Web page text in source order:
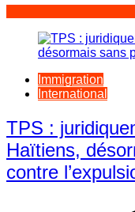
Immigration
International
TPS :
Haïtiens,
contre